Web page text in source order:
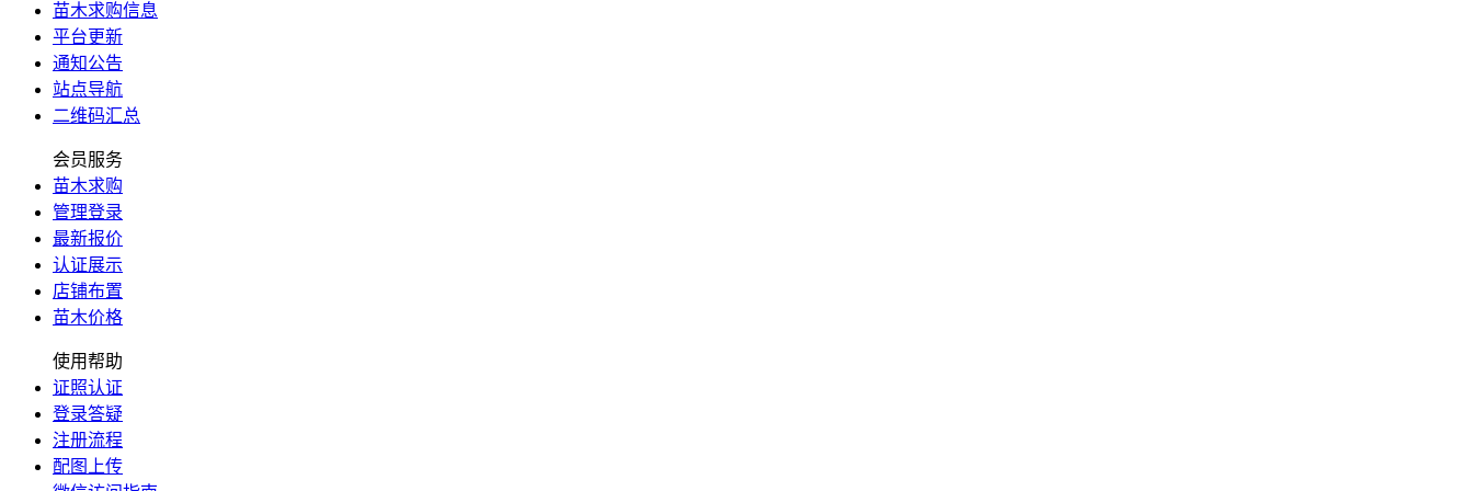
苗木求购信息
平台更新
通知公告
站点导航
二维码汇总
会员服务
苗木求购
管理登录
最新报价
认证展示
店铺布置
苗木价格
使用帮助
证照认证
登录答疑
注册流程
配图上传